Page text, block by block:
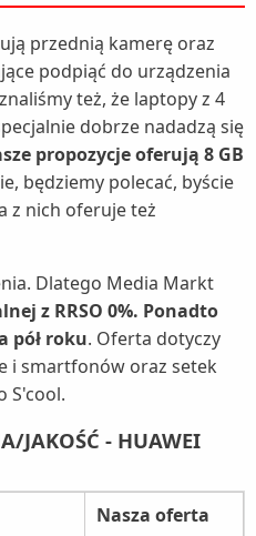
przednią kamerę oraz
podpiąć do urządzenia
też, że laptopy z 4
dobrze nadadzą się
propozycje oferują 8 GB
będziemy polecać, byście
z nich oferuje też
Dlatego Media Markt
z RRSO 0%. Ponadto
pół roku. Oferta dotyczy
i smartfonów oraz setek
S'cool.
JAKOŚĆ - HUAWEI
Nasza oferta